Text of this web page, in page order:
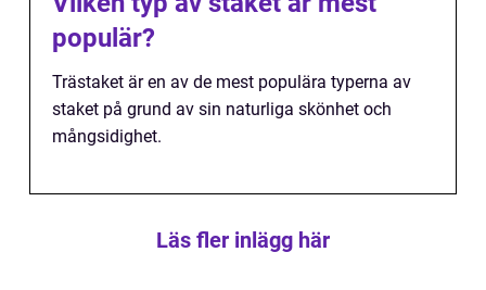
populär?
Trästaket är en av de mest populära typerna av
staket på grund av sin naturliga skönhet och
mångsidighet.
Läs fler inlägg här